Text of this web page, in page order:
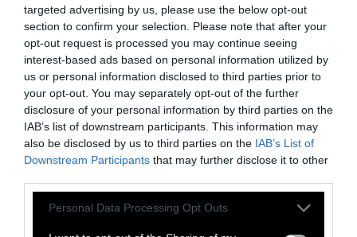
targeted advertising by us, please use the below opt-out
section to confirm your selection. Please note that after your
opt-out request is processed you may continue seeing
interest-based ads based on personal information utilized by
us or personal information disclosed to third parties prior to
your opt-out. You may separately opt-out of the further
disclosure of your personal information by third parties on the
IAB’s list of downstream participants. This information may
also be disclosed by us to third parties on the IAB’s List of
Downstream Participants that may further disclose it to other
Personal Data Processing Opt Outs